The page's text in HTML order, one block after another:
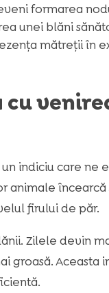
formarea
unei blăni
mătreții în
cu
indiciu care ne
animale încearcă
firului de păr.
Zilele devin
groasă. Aceasta